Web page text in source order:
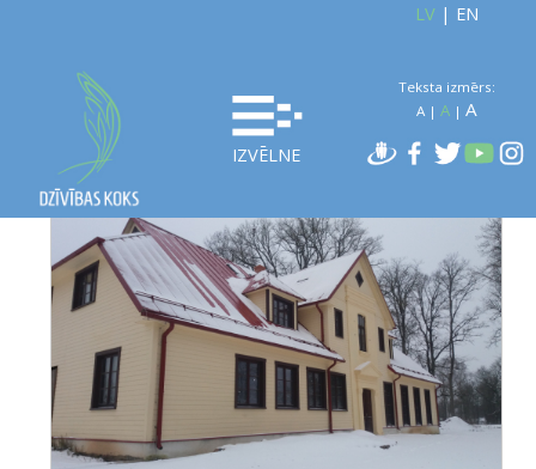
IZVĒLNE
LV| EN
Teksta izmērs:
A| A| A